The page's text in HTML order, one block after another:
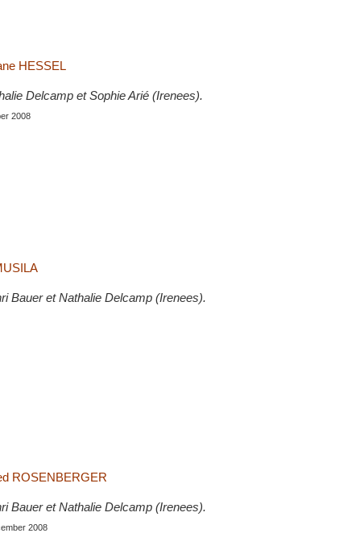
HESSEL
Delcamp et Sophie Arié (Irenees).
2008
Bauer et Nathalie Delcamp (Irenees).
ROSENBERGER
Bauer et Nathalie Delcamp (Irenees).
2008